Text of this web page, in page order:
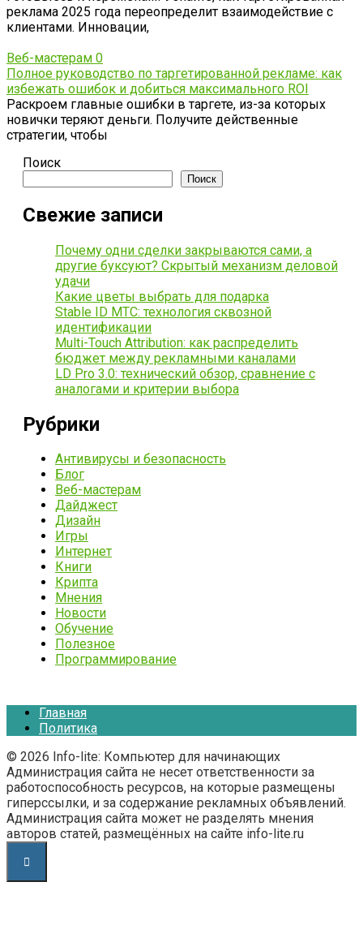
реклама 2025 года переопределит взаимодействие с
клиентами. Инновации,
Веб-мастерам 0
Полное руководство по таргетированной рекламе: как
избежать ошибок и добиться максимального ROI
Раскроем главные ошибки в таргете, из-за которых
новички теряют деньги. Получите действенные
стратегии, чтобы
Поиск
Поиск
Свежие записи
Почему одни сделки закрываются сами, а
другие буксуют? Скрытый механизм деловой
удачи
Какие цветы выбрать для подарка
Stable ID МТС: технология сквозной
идентификации
Multi-Touch Attribution: как распределить
бюджет между рекламными каналами
LD Pro 3.0: технический обзор, сравнение с
аналогами и критерии выбора
Рубрики
Антивирусы и безопасность
Блог
Веб-мастерам
Дайджест
Дизайн
Игры
Интернет
Книги
Крипта
Мнения
Новости
Обучение
Полезное
Программирование
Главная
Политика
© 2026 Info-lite: Компьютер для начинающих
Администрация сайта не несет ответственности за
работоспособность ресурсов, на которые размещены
гиперссылки, и за содержание рекламных объявлений.
Администрация сайта может не разделять мнения
авторов статей, размещённых на сайте info-lite.ru